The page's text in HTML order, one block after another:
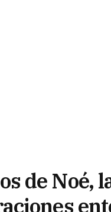
de Noé,